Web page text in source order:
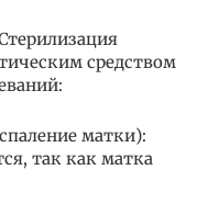
средством
матки):
так как матка